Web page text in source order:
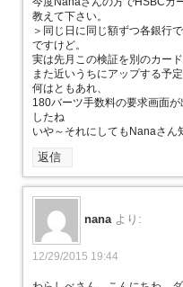
教えて下さい。
＞同じ日に同じ額ずつ各銀行
ですけど。
実は先月この検証を別のカー
また近いうちにアップする予定
何はともあれ、
180バーツ手数料の要求画面
したね
いや～それにしてもNanaさん
返信
nana より:
12/29/2015 19:44